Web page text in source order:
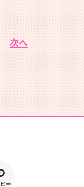
次へ